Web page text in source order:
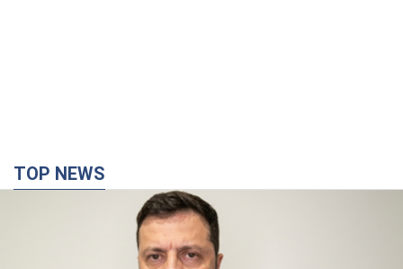
"Війна буде все більш відчутною в Росії":
Зеленський про наслідки нових ударів по